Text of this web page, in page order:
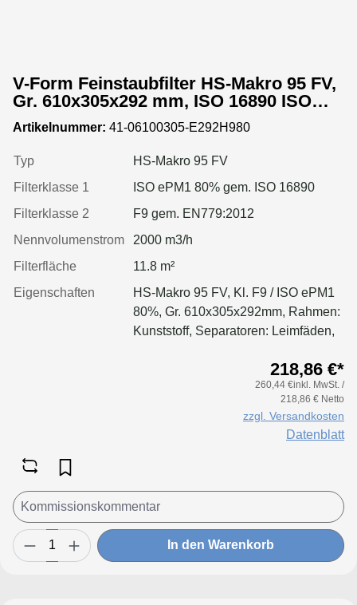
V-Form Feinstaubfilter HS-Makro 95 FV,
Gr. 610x305x292 mm, ISO 16890 ISO
ePM1 80%, Rahmen: Kunststoff,
Dichtung: einseitig, geschäumt
Artikelnummer: 41-06100305-E292H980
Typ
HS-Makro 95 FV
Filterklasse 1
ISO ePM1 80% gem. ISO 16890
Filterklasse 2
F9 gem. EN779:2012
Nennvolumenstrom
2000 m3/h
Filterfläche
11.8 m²
Eigenschaften
HS-Makro 95 FV, Kl. F9 / ISO ePM1
80%, Gr. 610x305x292mm, Rahmen:
Kunststoff, Separatoren: Leimfäden,
218,86 €*
260,44 €inkl. MwSt. /
218,86 € Netto
zzgl. Versandkosten
Datenblatt
In den Warenkorb